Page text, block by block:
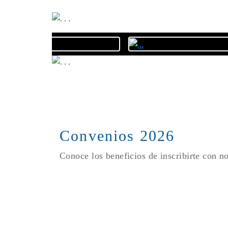
Convenios 2026
Conoce los beneficios de inscribirte con